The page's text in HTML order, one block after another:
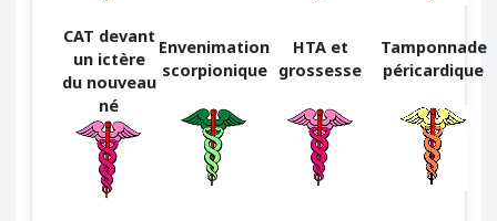
CAT devant
un ictère
du nouveau
né
Envenimation
scorpionique
HTA et
grossesse
Tamponnade
péricardique